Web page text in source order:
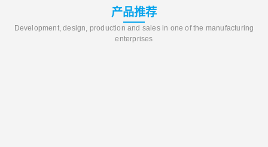
产品推荐
Development, design, production and sales in one of the manufacturing
enterprises